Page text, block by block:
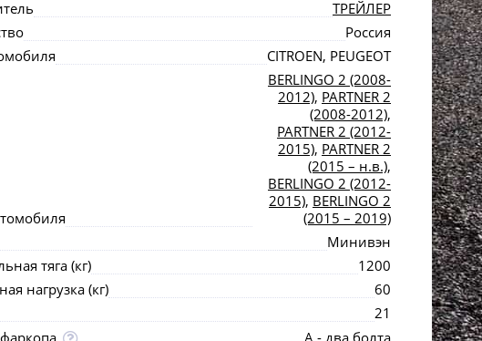
ТРЕЙЛЕР
Россия
CITROEN, PEUGEOT
BERLINGO 2 (2008-
2012), PARTNER 2
(2008-2012),
PARTNER 2 (2012-
2015), PARTNER 2
(2015 – н.в.),
BERLINGO 2 (2012-
2015), BERLINGO 2
(2015 – 2019)
Минивэн
тяга (кг)
1200
нагрузка (кг)
60
21
А - два болта